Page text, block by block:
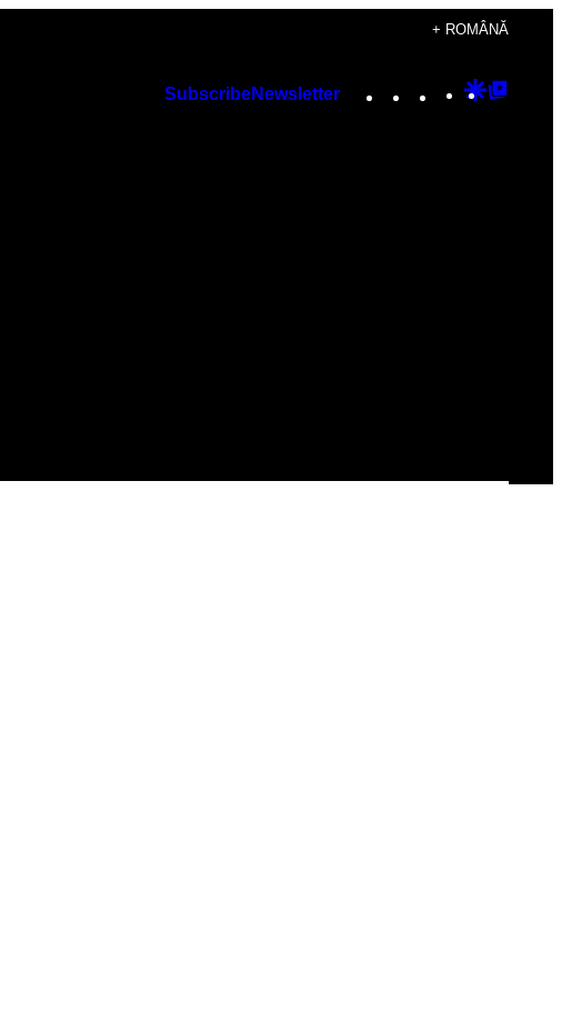
+ ROMÂNĂ
SubscribeNewsletter Instagram
TikTok
YouTube
Google